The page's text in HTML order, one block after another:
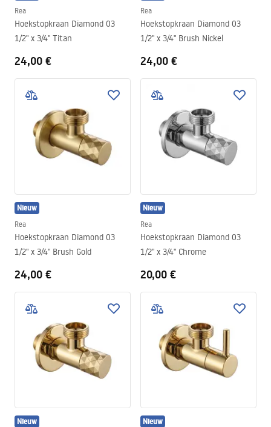
Rea
Hoekstopkraan Diamond 03
1/2" x 3/4" Titan
24,00 €
Rea
Hoekstopkraan Diamond 03
1/2" x 3/4" Brush Nickel
24,00 €
Nieuw
Rea
Hoekstopkraan Diamond 03
1/2" x 3/4" Brush Gold
24,00 €
Nieuw
Rea
Hoekstopkraan Diamond 03
1/2" x 3/4" Chrome
20,00 €
Nieuw Nieuw